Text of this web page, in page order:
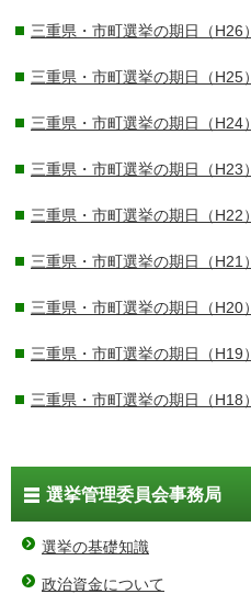
三重県・市町選挙の期日（H26）
三重県・市町選挙の期日（H25）
三重県・市町選挙の期日（H24）
三重県・市町選挙の期日（H23）
三重県・市町選挙の期日（H22）
三重県・市町選挙の期日（H21）
三重県・市町選挙の期日（H20）
三重県・市町選挙の期日（H19）
三重県・市町選挙の期日（H18）
選挙管理委員会事務局
選挙の基礎知識
政治資金について